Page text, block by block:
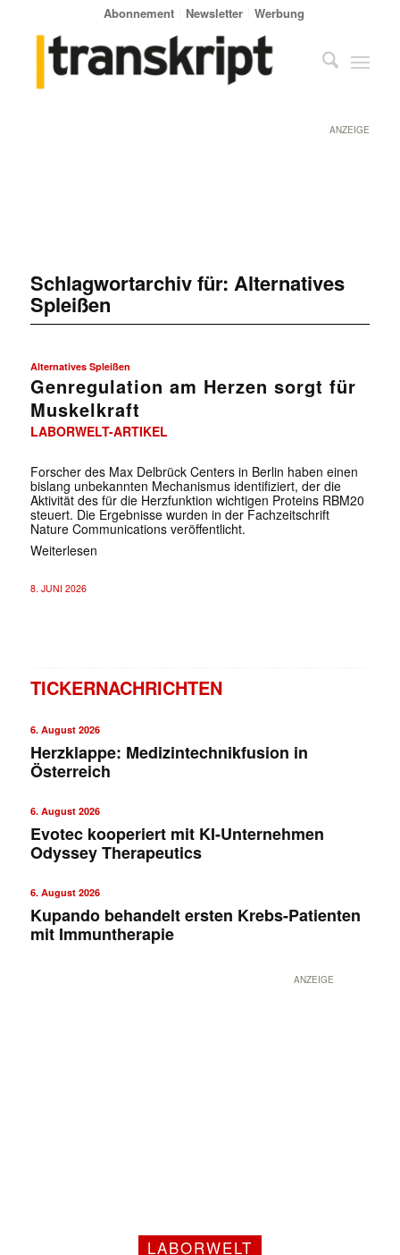
Abonnement Newsletter Werbung
ANZEIGE
Schlagwortarchiv für: Alternatives
Spleißen
Alternatives Spleißen
Genregulation am Herzen sorgt für
Muskelkraft
LABORWELT-ARTIKEL
Forscher des Max Delbrück Centers in Berlin haben einen
bislang unbekannten Mechanismus identifiziert, der die
Aktivität des für die Herzfunktion wichtigen Proteins RBM20
steuert. Die Ergebnisse wurden in der Fachzeitschrift
Nature Communications veröffentlicht.
Weiterlesen
8. JUNI 2026
TICKERNACHRICHTEN
6. August 2026
Herzklappe: Medizintechnikfusion in
Österreich
6. August 2026
Evotec kooperiert mit KI-Unternehmen
Odyssey Therapeutics
6. August 2026
Kupando behandelt ersten Krebs-Patienten
mit Immuntherapie
ANZEIGE
LABORWELT